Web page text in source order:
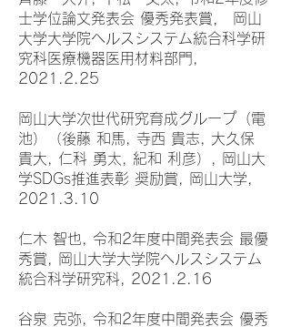
士学位論文発表会 優秀発表賞， 岡山
大学大学院ヘルスシステム統合科学研
究科医療機器医用材料部門,
2021.2.25
岡山大学次世代研究育成グループ（電
池）（後藤 和馬, 寺西 貴志, 大久保
貴大, 仁科 勇太, 紀和 利彦）, 岡山大
学SDGs推進表彰 奨励賞, 岡山大学,
2021.3.10
仁木 智也, 令和2年度中間発表会 最優
秀賞, 岡山大学大学院ヘルスシステム
統合科学研究科, 2021.2.16
谷泉 克弥, 令和2年度中間発表会 優秀